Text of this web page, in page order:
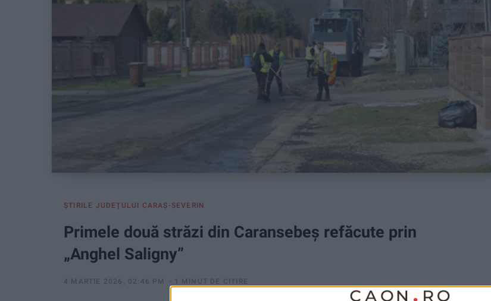
ŞTIRILE JUDEŢULUI CARAŞ-SEVERIN
Primele două străzi din Caransebeș refăcute prin
„Anghel Saligny”
4 MARTIE 2026, 02:46 PM 1 MINUT DE CITIRE